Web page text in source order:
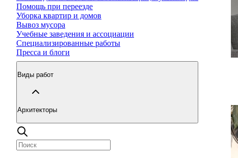
Помощь при переезде
Уборка квартир и домов
Вывоз мусора
Учебные заведения и ассоциации
Специализированные работы
Пресса и блоги
Виды работ
Архитекторы